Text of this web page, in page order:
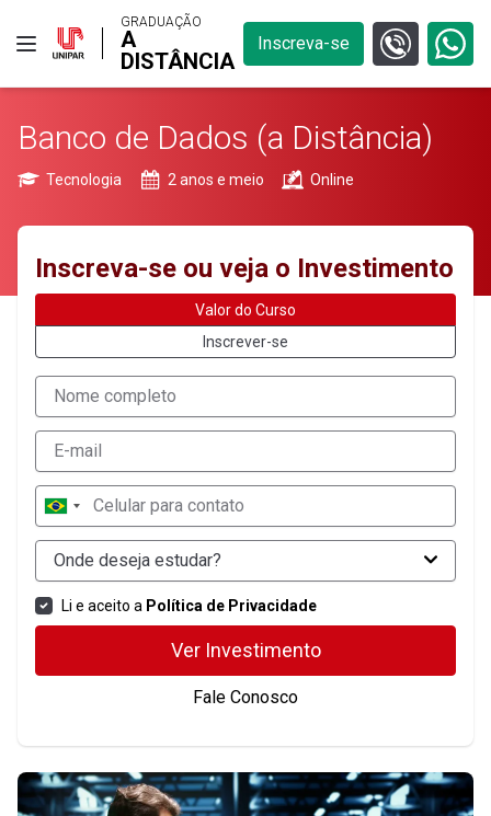
GRADUAÇÃO
A
DISTÂNCIA
Inscreva-se
Banco de Dados (a Distância)
Tecnologia 2 anos e meio Online
Inscreva-se ou veja o Investimento
Valor do Curso
Inscrever-se
Onde deseja estudar?
Li e aceito a Política de Privacidade
Ver Investimento
Fale Conosco